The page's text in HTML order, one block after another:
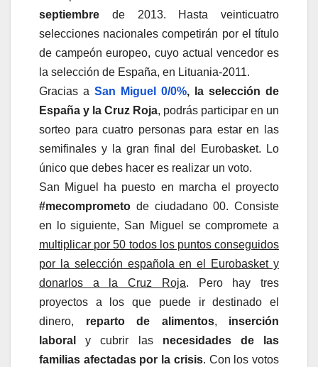
septiembre de 2013. Hasta veinticuatro
selecciones nacionales competirán por el título
de campeón europeo, cuyo actual vencedor es
la selección de España, en Lituania-2011.
Gracias a San Miguel 0/0%, la selección de
España y la Cruz Roja, podrás participar en un
sorteo para cuatro personas para estar en las
semifinales y la gran final del Eurobasket. Lo
único que debes hacer es realizar un voto.
San Miguel ha puesto en marcha el proyecto
#mecomprometo de ciudadano 00. Consiste
en lo siguiente, San Miguel se compromete a
multiplicar por 50 todos los puntos conseguidos
por la selección española en el Eurobasket y
donarlos a la Cruz Roja. Pero hay tres
proyectos a los que puede ir destinado el
dinero, reparto de alimentos, inserción
laboraly cubrir las necesidades de las
familias afectadas por la crisis. Con los votos